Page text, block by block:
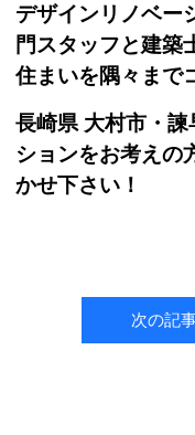
デザインリノベー
門スタッフと建築
住まいを隅々ま
長崎県 大村市・
ションをお考えの
かせ下さい！
次の記